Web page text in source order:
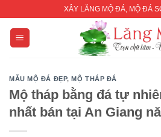
content
XÂY LĂNG MỘ ĐÁ, MỘ ĐÁ
MẪU MỘ ĐÁ ĐẸP,MỘ THÁP ĐÁ
Mộ tháp bằng đá tự
nhất bán tại An Giang